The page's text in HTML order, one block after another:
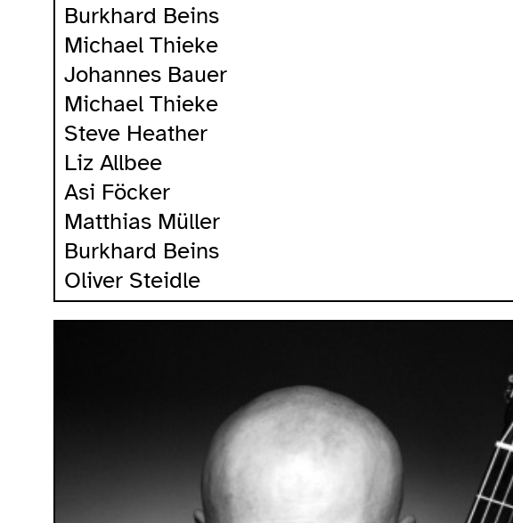
Burkhard Beins
Michael Thieke
Johannes Bauer
Michael Thieke
Steve Heather
Liz Allbee
Asi Föcker
Matthias Müller
Burkhard Beins
Oliver Steidle